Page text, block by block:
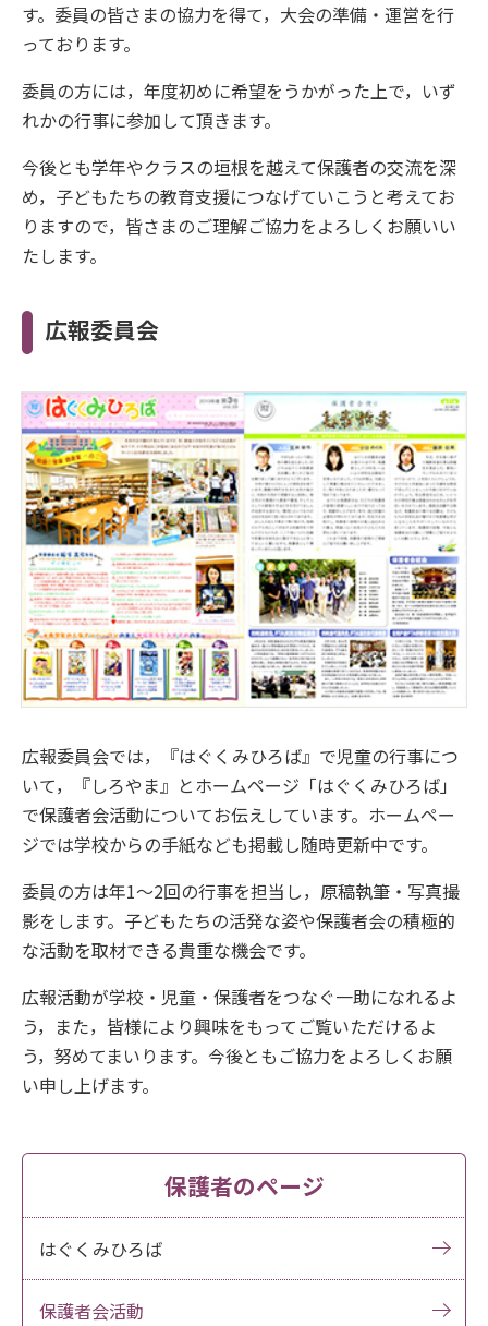
す。委員の皆さまの協力を得て，大会の準備・運営を行
っております。
委員の方には，年度初めに希望をうかがった上で，いず
れかの行事に参加して頂きます。
今後とも学年やクラスの垣根を越えて保護者の交流を深
め，子どもたちの教育支援につなげていこうと考えてお
りますので，皆さまのご理解ご協力をよろしくお願いい
たします。
広報委員会
広報委員会では，『はぐくみひろば』で児童の行事につ
いて，『しろやま』とホームページ「はぐくみひろば」
で保護者会活動についてお伝えしています。ホームペー
ジでは学校からの手紙なども掲載し随時更新中です。
委員の方は年1〜2回の行事を担当し，原稿執筆・写真撮
影をします。子どもたちの活発な姿や保護者会の積極的
な活動を取材できる貴重な機会です。
広報活動が学校・児童・保護者をつなぐ一助になれるよ
う，また，皆様により興味をもってご覧いただけるよ
う，努めてまいります。今後ともご協力をよろしくお願
い申し上げます。
保護者のページ
はぐくみひろば
保護者会活動